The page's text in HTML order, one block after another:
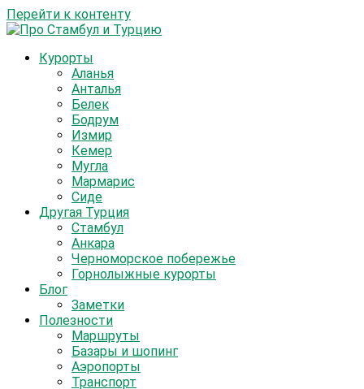
Перейти к контенту
Курорты
Аланья
Анталья
Белек
Бодрум
Измир
Кемер
Мугла
Мармарис
Сиде
Другая Турция
Стамбул
Анкара
Черноморское побережье
Горнолыжные курорты
Блог
Заметки
Полезности
Маршруты
Базары и шопинг
Аэропорты
Транспорт